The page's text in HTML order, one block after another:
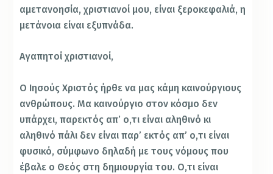
αμετανοησία, χριστιανοί μου, είναι ξεροκεφαλιά, η
μετάνοια είναι εξυπνάδα.
Αγαπητοί χριστιανοί,
Ο Ιησούς Χριστός ήρθε να μας κάμη καινούργιους
ανθρώπους. Μα καινούργιο στον κόσμο δεν
υπάρχει, παρεκτός απ’ ο,τι είναι αληθινό κι
αληθινό πάλι δεν είναι παρ’ εκτός απ’ ο,τι είναι
φυσικό, σύμφωνο δηλαδή με τους νόμους που
έβαλε ο Θεός στη δημιουργία του. Ο,τι είναι